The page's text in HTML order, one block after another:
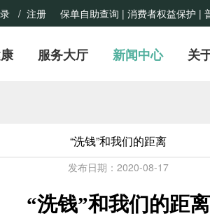
/ 注册 保单自助查询 | 消费者权益保护 |
服务大厅 新闻中心 关
“洗钱”和我们的距离
发布日期：2020-08-17
“洗钱”和我们的距离